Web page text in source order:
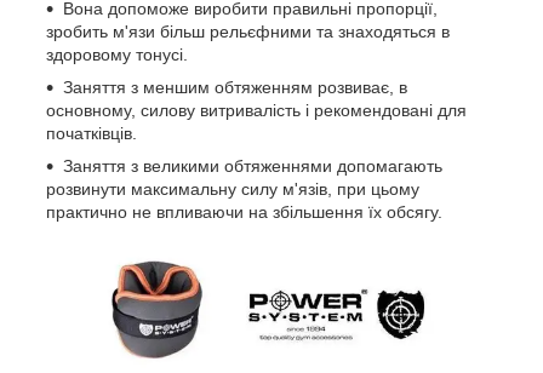
Вона допоможе виробити правильні пропорції,
зробить м'язи більш рельєфними та знаходяться в
здоровому тонусі.
Заняття з меншим обтяженням розвиває, в
основному, силову витривалість і рекомендовані для
початківців.
Заняття з великими обтяженнями допомагають
розвинути максимальну силу м'язів, при цьому
практично не впливаючи на збільшення їх обсягу.